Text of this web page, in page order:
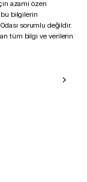
azami özen
bilgilerin
sorumlu değildir.
tüm bilgi ve verilerin